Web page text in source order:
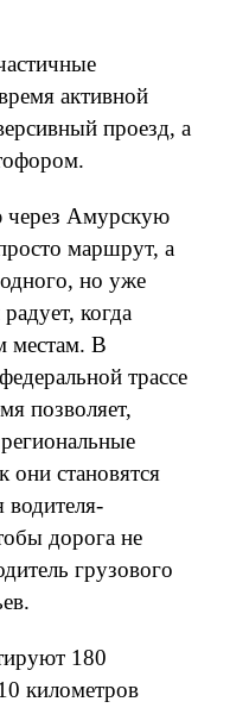
активной
проезд, а
Амурскую
маршрут, а
но уже
когда
местам. В
трассе
позволяет,
они становятся
дорога не
грузового
180
километров